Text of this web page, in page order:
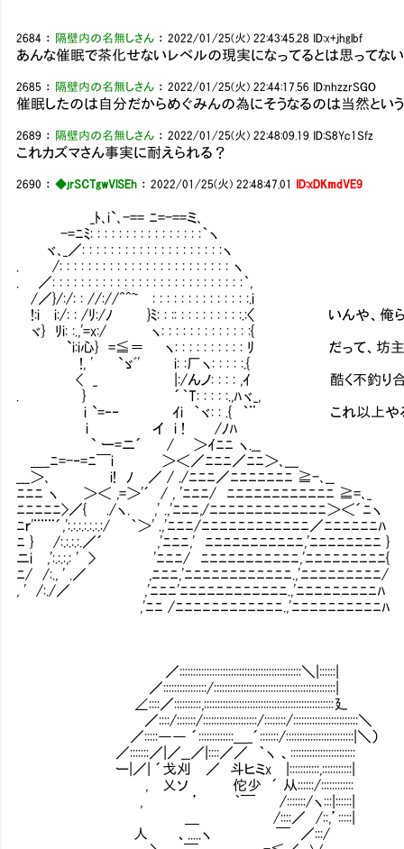
2684 ： 隔壁内の名無しさん ：2022/01/25(火) 22:43:45.28 ID:x+jhglbf
あんな催眠で茶化せないレベルの現実になってるとは思ってない
2685 ： 隔壁内の名無しさん ：2022/01/25(火) 22:44:17.56 ID:nhzzrSGO
催眠したのは自分だからめぐみんの為にそうなるのは当然とい
2689 ： 隔壁内の名無しさん ：2022/01/25(火) 22:48:09.19 ID:S8Yc1Sfz
これカズマさん事実に耐えられる？
2690 ：◆jrSCTgwVlSEh ：2022/01/25(火) 22:48:47.01 ID:xDKmdVE9
_ﾄ､i`､-== ﾆ=-==ミ､
-=ﾆﾐ: : : : : : : : : : : : : : : :｀ヽ
ヾ､_／: : : : : : : : : : : : : : : : : : : :ヽ
. /: : : : : : : : : : : : : : : : : : : : : : : : ヽ
. ／: : : : : : : : : : : : : : : : : : : : : : : : : : :｀,
/／}/:/: : //://^^~㍉: : : : : : : : : : : : : :.i
!:i i:/: : /ﾘ:/ﾉ }ﾐ: : :: : : : : : : : : :.:〈 いんや、俺らから
ヾ} ﾘi: :.,'=x:/ ヽ: : : : : : : : : : : : :{
`i:i心} =≦＝ ヽ: : : : : : : : : : ﾘ だって、坊主やっ
!, ' `ゞﾞ' i: :厂ヽ: : : : :.{
< _ |:/んノ: : : : ,ｲ 酷く不釣り合いなほど
. } ´｀T: : : : :.,ﾊヾ_,
i `=‐‐ ｲi ｀ヾ: : .{ ｀¨ これ以上やるほどあ
i イ i ! /ﾉﾊ
` ー=ニ´ / ＞ｲﾆﾆ ヽ.__
＿_ﾆ=-‐=ﾆ￣i ＞＜／ﾆﾆﾆ／ﾆﾆ＞､___
___＞､ i! ﾉ ／ / ./ﾆﾆﾆ／ﾆﾆﾆﾆﾆﾆﾆ ≧-､__
ﾆﾆﾆ ヽ ＞＜ ,=＞'´ / , 'ﾆﾆﾆ/ ﾆﾆﾆﾆﾆﾆﾆﾆﾆﾆﾆﾆ ≧=､_
ﾆﾆﾆﾆﾆ>／{ ./ヽ. ,' .,'ﾆﾆﾆ,/ﾆﾆﾆﾆﾆﾆﾆﾆﾆﾆﾆﾆﾆ＞＜´ﾆヽ
ﾆｒ'¨¨¨´,':.:.:.:.:.:.:/ ｀＞' .,'ﾆﾆﾆ/ﾆﾆﾆﾆﾆﾆﾆﾆﾆﾆﾆﾆ／ﾆﾆﾆﾆﾆﾆﾊ
ﾆ } /:.:.:.:.／´ ,'ﾆﾆﾆ,' ﾆﾆﾆﾆﾆﾆﾆﾆﾆﾆﾆ,'ﾆﾆﾆﾆﾆﾆﾆﾆ }
ニi ,':.:.:,: ' > 'ﾆﾆﾆ/ ﾆﾆﾆﾆﾆﾆﾆﾆﾆﾆﾆ,'ﾆﾆﾆﾆﾆﾆﾆﾆﾆ{
ﾆ/ /:., ' .／ ,ﾆﾆﾆ,'ﾆﾆﾆﾆﾆﾆﾆﾆﾆﾆﾆﾆ.,'ﾆﾆﾆﾆﾆﾆﾆﾆﾆ/
, ' /:./／ ,'ﾆﾆﾆ'ﾆﾆﾆﾆﾆﾆﾆﾆﾆﾆﾆﾆ.,'ﾆﾆﾆﾆﾆﾆﾆﾆﾆﾊ
,'ﾆﾆ /ﾆﾆﾆﾆﾆﾆﾆﾆﾆﾆﾆﾆ.,'ﾆﾆﾆﾆﾆﾆﾆﾆﾆﾆﾊ
／:::::::::::::::::::::::::::::::::::::::::::::＼|::::::|
／::::::::::::::::/:::::::::::::::::::::::::::::::::::::::::::::|
∠::::／::::::::::,::::::::::::::::::::::::::::::::::::::::::::::::廴
／::::/:::::::/::::::::::::::::::::/::::::::/::::::::::::::::::::::::＼
／:::::―― ´:::::::::::::＿_´:::::::/:::::::::::::::::::::::::|＼）
／:::::::／|／__／|::::／／ ｀ヽ 、
ー|／| ´戈刈 ／ 斗ヒミx |:::::::::::,:::::::::::|
, 乂ソ 佗少 ´ 从::::::/:::::::::::: こんな手
, ’ ｀￣ /:::::::/ヽ:::|::::::|
＿ /::::／ /::,’:::::| 対価を支払っ
人 、.....ヽ ￣ ／:::/